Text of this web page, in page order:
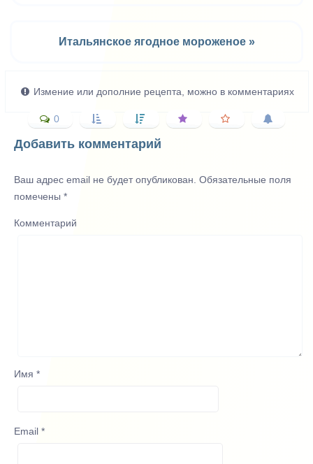
Итальянское ягодное мороженое »
Измение или дополние рецепта, можно в комментариях
0
Добавить комментарий
Ваш адрес email не будет опубликован. Обязательные поля
помечены *
Комментарий
Имя *
Email *